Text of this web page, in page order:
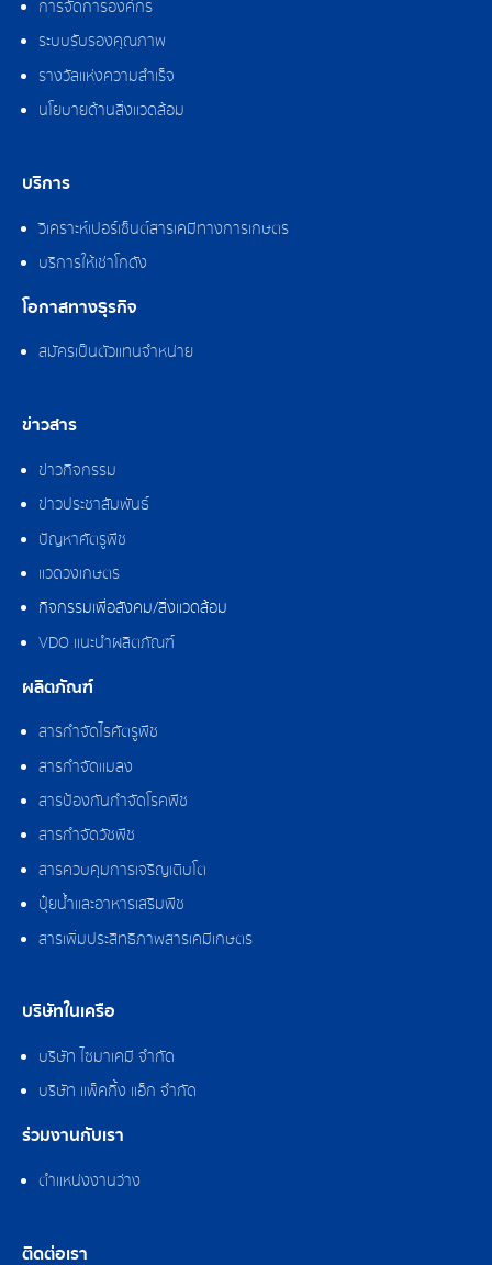
การจัดการองค์กร
ระบบรับรองคุณภาพ
รางวัลแห่งความสำเร็จ
นโยบายด้านสิ่งแวดล้อม
บริการ
วิเคราะห์เปอร์เซ็นต์สารเคมีทางการเกษตร
บริการให้เช่าโกดัง
โอกาสทางธุรกิจ
สมัครเป็นตัวแทนจำหน่าย
ข่าวสาร
ข่าวกิจกรรม
ข่าวประชาสัมพันธ์
ปัญหาศัตรูพืช
แวดวงเกษตร
กิจกรรมเพื่อสังคม/สิ่งแวดล้อม
VDO แนะนำผลิตภัณฑ์
ผลิตภัณฑ์
สารกำจัดไรศัตรูพืช
สารกำจัดแมลง
สารป้องกันกำจัดโรคพืช
สารกำจัดวัชพืช
สารควบคุมการเจริญเติบโต
ปุ๋ยน้ำและอาหารเสริมพืช
สารเพิ่มประสิทธิภาพสารเคมีเกษตร
บริษัทในเครือ
บริษัท ไซมาเคมี จำกัด
บริษัท แพ็คกิ้ง แอ็ก จำกัด
ร่วมงานกับเรา
ตำแหน่งงานว่าง
ติดต่อเรา